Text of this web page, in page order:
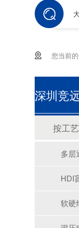
您当前的
深圳竞
按工
多层
HDI
软硬